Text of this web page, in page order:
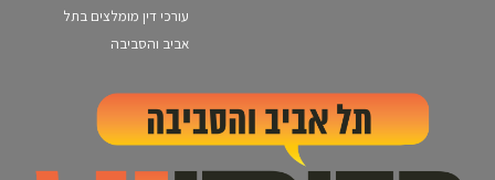
עורכי דין מומלצים בתל
אביב והסביבה